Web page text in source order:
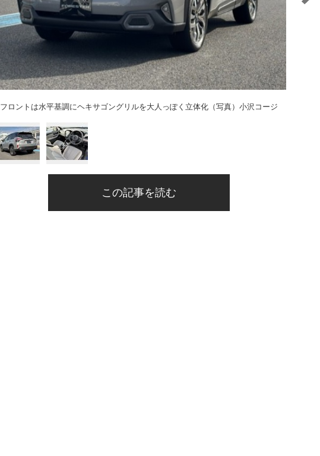
フロントは水平基調にヘキサゴングリルを大人っぽく立体化（写真）小沢コージ
この記事を読む